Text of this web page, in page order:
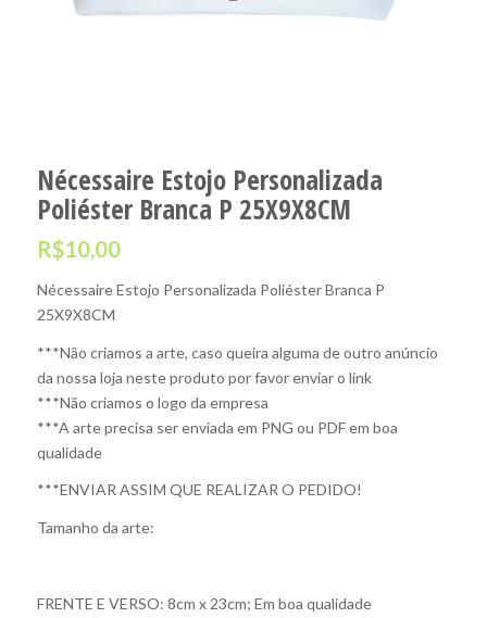
Nécessaire Estojo Personalizada
Poliéster Branca P 25X9X8CM
R$10,00
Nécessaire Estojo Personalizada Poliéster Branca P
25X9X8CM
***Não criamos a arte, caso queira alguma de outro anúncio
da nossa loja neste produto por favor enviar o link
***Não criamos o logo da empresa
***A arte precisa ser enviada em PNG ou PDF em boa
qualidade
***ENVIAR ASSIM QUE REALIZAR O PEDIDO!
Tamanho da arte:
FRENTE E VERSO: 8cm x 23cm; Em boa qualidade